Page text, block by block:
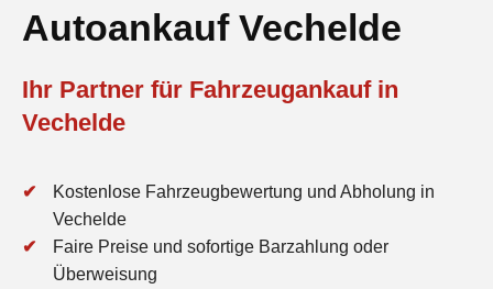
Autoankauf Vechelde
Ihr Partner für Fahrzeugankauf in
Vechelde
Kostenlose Fahrzeugbewertung und Abholung in
Vechelde
Faire Preise und sofortige Barzahlung oder
Überweisung